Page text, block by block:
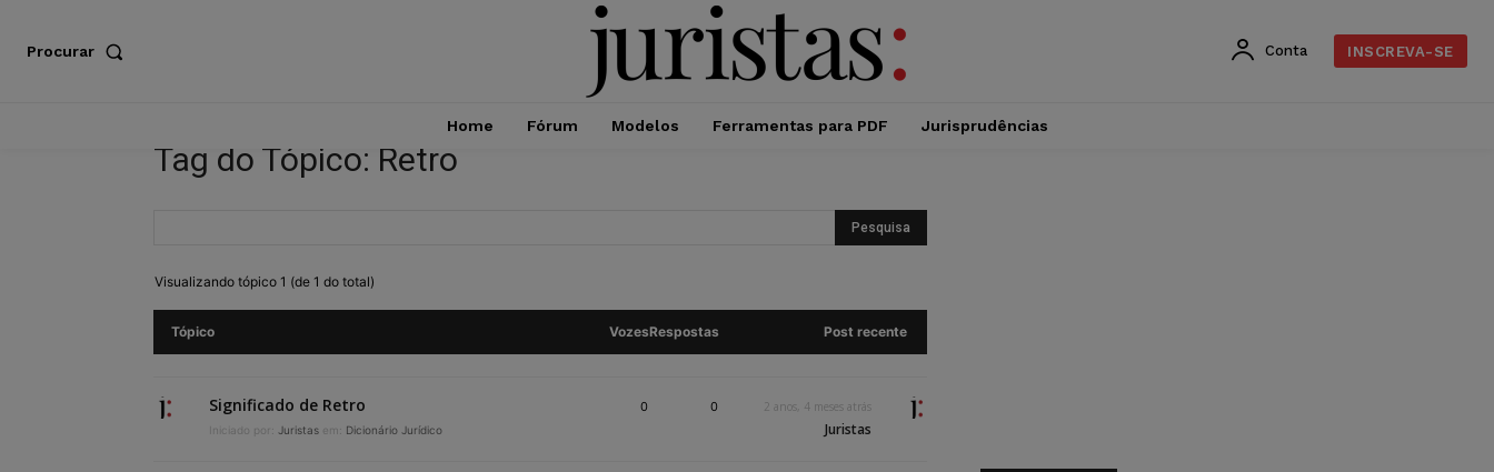
Procurar Conta INSCREVA-SE
Home Fórum Modelos Ferramentas para PDF Jurisprudências
Tag do Tópico: Retro
Visualizando tópico 1 (de 1 do total)
Tópico VozesRespostas Post recente
Significado de Retro
Iniciado por: Juristas em: Dicionário Jurídico
0 0 2 anos, 4 meses atrás
Juristas